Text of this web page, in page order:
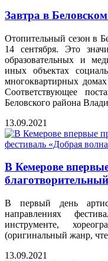
Завтра в
Отопительный сезон в
14 сентября. Это
образовательных и
иных объектах
многоквартирных
Соответствующее
Беловского района
13.09.2021
В Кемерове
В первый день
направлениях
инструменте,
(оригинальный жанр,
13.09.2021